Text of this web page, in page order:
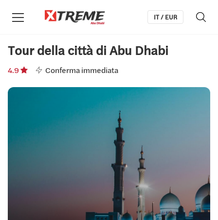
IT / EUR
Tour della città di Abu Dhabi
4.9 Conferma immediata